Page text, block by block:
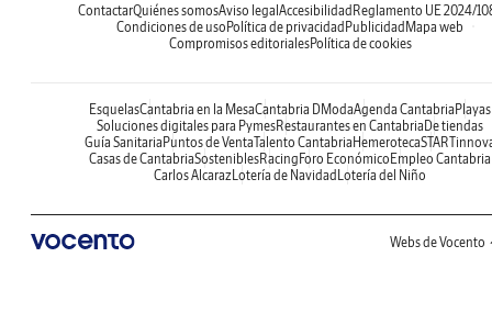
ContactarQuiénes somosAviso legalAccesibilidadReglamento UE 2024/
Condiciones de usoPolítica de privacidadPublicidadMapa web
Compromisos editorialesPolítica de cookies
EsquelasCantabria en la MesaCantabria DModaAgenda CantabriaPlayas
Soluciones digitales para PymesRestaurantes en CantabriaDe tiendas
Guía SanitariaPuntos de VentaTalento CantabriaHemeroteca
Casas de CantabriaSosteniblesRacingForo EconómicoEmpleo Cantabria
Carlos AlcarazLotería de NavidadLotería del Niño
Webs de Vocento